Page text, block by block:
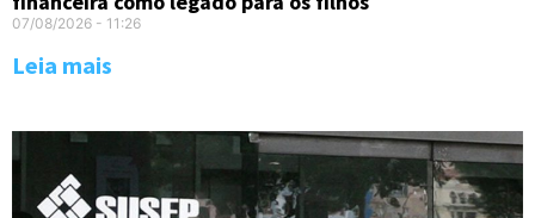
07/08/2026 11:26
Leia mais